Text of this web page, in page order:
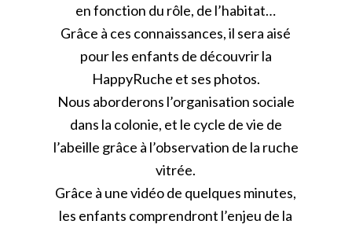
en fonction du rôle, de l’habitat…
Grâce à ces connaissances, il sera aisé
pour les enfants de découvrir la
HappyRuche et ses photos.
Nous aborderons l’organisation sociale
dans la colonie, et le cycle de vie de
l’abeille grâce à l’observation de la ruche
vitrée.
Grâce à une vidéo de quelques minutes,
les enfants comprendront l’enjeu de la